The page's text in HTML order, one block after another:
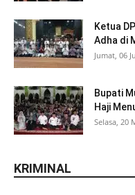
Ketua
Adha di
Jumat, 06
Bupati
Haji
Selasa, 20
KRIMINAL